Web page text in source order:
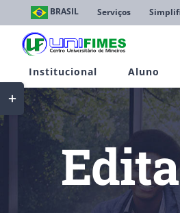
conteúdo
BRASIL Serviços
Institucional Aluno
Toggle
Sliding
Bar